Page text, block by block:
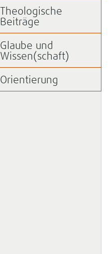
Theologische
Beiträge
Glaube und
Wissen(schaft)
Orientierung